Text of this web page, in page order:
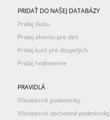
PRIDAŤ DO NAŠEJ DATABÁZY
Pridaj školu
Pridaj aktivitu pre deti
Pridaj kurz pre dospelých
Pridaj hodnotenie
PRAVIDLÁ
Všeobecné podmienky
Všeobecné obchodné podmienky